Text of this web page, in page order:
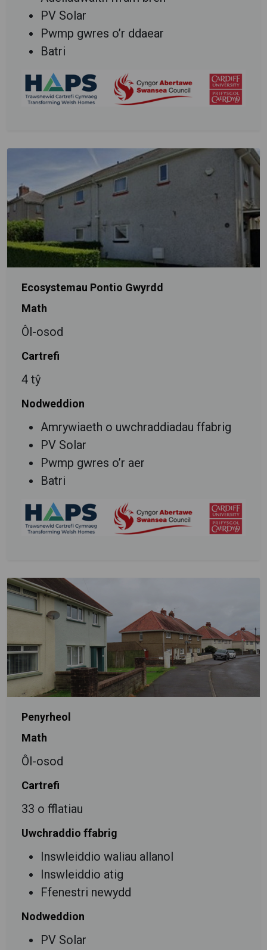
PV Solar
Pwmp gwres o’r ddaear
Batri
Ecosystemau Pontio Gwyrdd
Math
Ôl-osod
Cartrefi
4 tŷ
Nodweddion
Amrywiaeth o uwchraddiadau ffabrig
PV Solar
Pwmp gwres o’r aer
Batri
Penyrheol
Math
Ôl-osod
Cartrefi
33 o fflatiau
Uwchraddio ffabrig
Inswleiddio waliau allanol
Inswleiddio atig
Ffenestri newydd
Nodweddion
PV Solar